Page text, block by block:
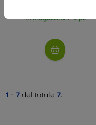
In magazzino > 5 pz
1 - 7 del totale 7.